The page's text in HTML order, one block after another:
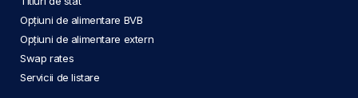
Opțiuni de alimentare BVB
Opțiuni de alimentare extern
Swap rates
Servicii de listare